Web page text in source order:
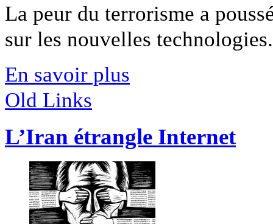
La peur du terrorisme a
sur les nouvelles
En savoir plus
Old Links
L’Iran étrangle Internet